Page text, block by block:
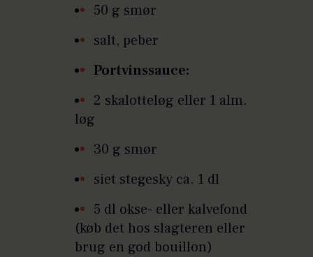
50 g smør
salt, peber
Portvinssauce:
2 skalotteløg eller 1 alm.
løg
30 g smør
siet stegesky ca. 1 dl
5 dl okse- eller kalvefond
(køb det hos slagteren eller
brug en god bouillon)